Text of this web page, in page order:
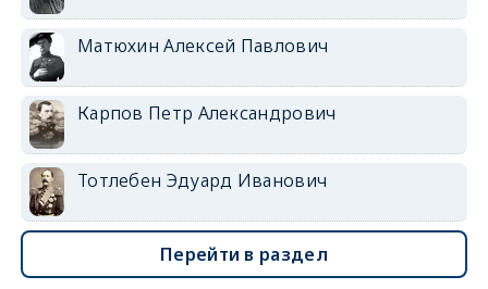
Матюхин Алексей Павлович
Карпов Петр Александрович
Тотлебен Эдуард Иванович
Перейти в раздел